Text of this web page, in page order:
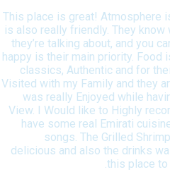
This place is great! Atmosphere
is also really friendly. They know
they’re talking about, and you
happy is their main priority.
classics, Authentic and for
Visited with my Family and they
was really Enjoyed while
View. I Would like to Highly
have some real Emirati
songs. The Grilled
delicious and also the drinks
this place